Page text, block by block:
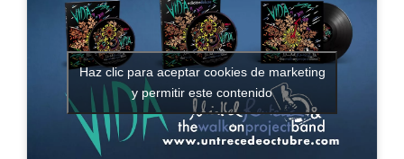
Haz clic para aceptar cookies de marketing
y permitir este contenido